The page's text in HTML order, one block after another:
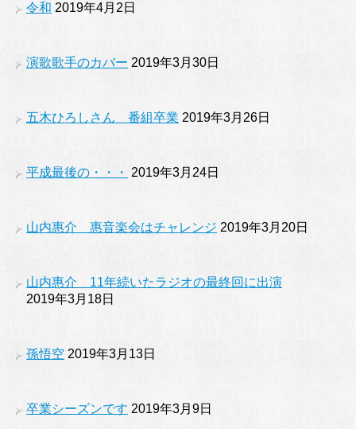
令和 2019年4月2日
演歌歌手のカバー 2019年3月30日
五木ひろしさん 番組卒業 2019年3月26日
平成最後の・・・ 2019年3月24日
山内惠介 惠音楽会はチャレンジ 2019年3月20日
山内惠介 11年続いたラジオの最終回に出演
2019年3月18日
孫悟空 2019年3月13日
卒業シーズンです 2019年3月9日